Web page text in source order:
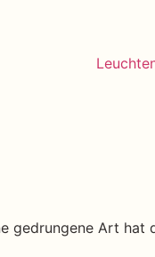
gedrungene Art hat